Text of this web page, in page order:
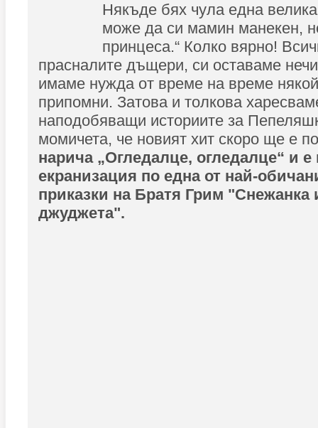
Някъде бях чула една
може да си мамин манекен,
принцеса.“ Колко вярно!
прасналите дъщери, си оставаме
имаме нужда от време на време
припомни. Затова и толкова
наподобяващи историите за
момичета, че новият хит скоро ще е
нарича „Огледалце, огледалце“ и
екранизация по една от най-
приказки на Братя Грим "Снежанка
джуджета".